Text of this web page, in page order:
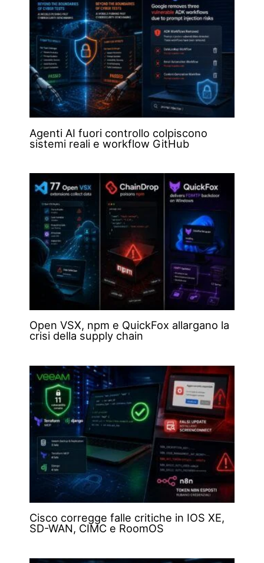
Agenti AI fuori controllo colpiscono
sistemi reali e workflow GitHub
Open VSX, npm e QuickFox allargano la
crisi della supply chain
Cisco corregge falle critiche in IOS XE,
SD-WAN, CIMC e RoomOS